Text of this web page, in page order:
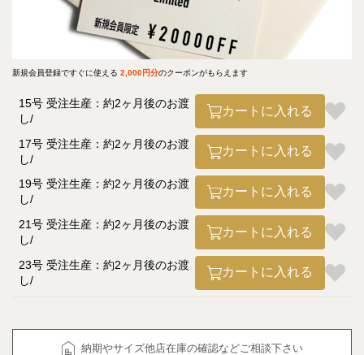
新規会員登録ですぐに使える 2,000円分のクーポンがもらえます
15号 受注生産：約2ヶ月後のお渡
し
カートに入れる
17号 受注生産：約2ヶ月後のお渡
し
カートに入れる
19号 受注生産：約2ヶ月後のお渡
し
カートに入れる
21号 受注生産：約2ヶ月後のお渡
し
カートに入れる
23号 受注生産：約2ヶ月後のお渡
し
カートに入れる
納期やサイズ他店在庫の確認などご相談下さい